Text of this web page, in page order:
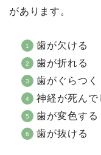
があります。
歯が欠ける
歯が折れる
歯がぐらつく
神経が死んで
歯が変色する
歯が抜ける